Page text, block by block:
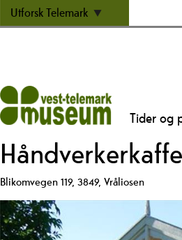
Utforsk Telemark
Tider og
Blikomvegen 119, 3849, Vråliosen